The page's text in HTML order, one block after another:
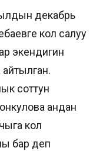
декабрь
кол салуу
экендигин
соттун
андан
кол
бар деп